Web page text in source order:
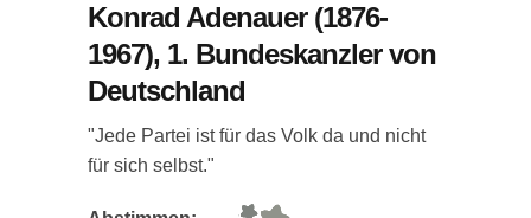
Konrad Adenauer (1876-
1967), 1. Bundeskanzler von
Deutschland
"Jede Partei ist für das Volk da und nicht
für sich selbst."